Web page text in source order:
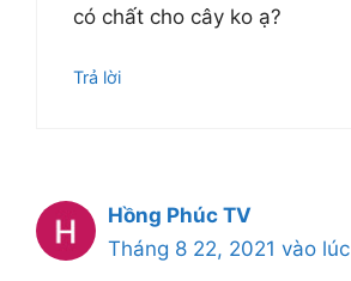
có chất cho cây ko ạ?
Trả lời
Hồng Phúc TV
Tháng 8 22, 2021 vào